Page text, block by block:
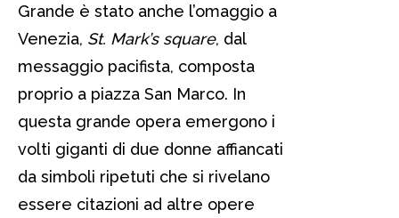
Grande è stato anche l’omaggio a
Venezia, St. Mark’s square, dal
messaggio pacifista, composta
proprio a piazza San Marco. In
questa grande opera emergono i
volti giganti di due donne affiancati
da simboli ripetuti che si rivelano
essere citazioni ad altre opere